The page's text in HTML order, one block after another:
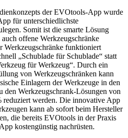
der EVOtools-App wurde
für unterschiedlichste
Somit ist die smarte Lösung
offene Werkzeugschränke
funktioniert
„Schublade für Schublade“ statt
für Werkzeug“. Durch ein
von Werkzeugschränken kann
Einlagern der Werkzeuge in den
den Werkzeugschrank-Lösungen von
reduziert werden. Die innovative App
kann ab sofort beim Hersteller
die bereits EVOtools in der Praxis
kostengünstig nachrüsten.